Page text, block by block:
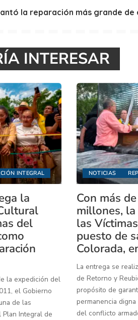
la reparación más grande de
INTERESAR
INTEGRAL
la
del
la expedición del
el Gobierno
de las
Integral de
NOTICIAS
Con más
millones,
las
puesto de
Colorada,
La entrega se
de Retorno y
propósito de
permanencia
del conflicto